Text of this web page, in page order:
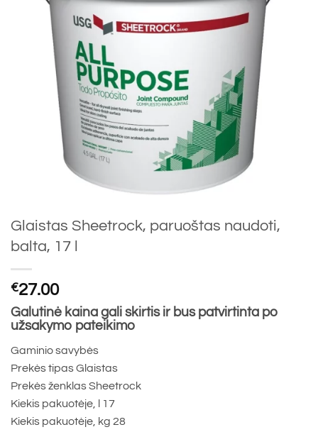
Glaistas Sheetrock, paruoštas naudoti,
balta, 17 l
€27.00
Galutinė kaina gali skirtis ir bus patvirtinta po
užsakymo pateikimo
Gaminio savybės
Prekės tipas Glaistas
Prekės ženklas Sheetrock
Kiekis pakuotėje, l 17
Kiekis pakuotėje, kg 28